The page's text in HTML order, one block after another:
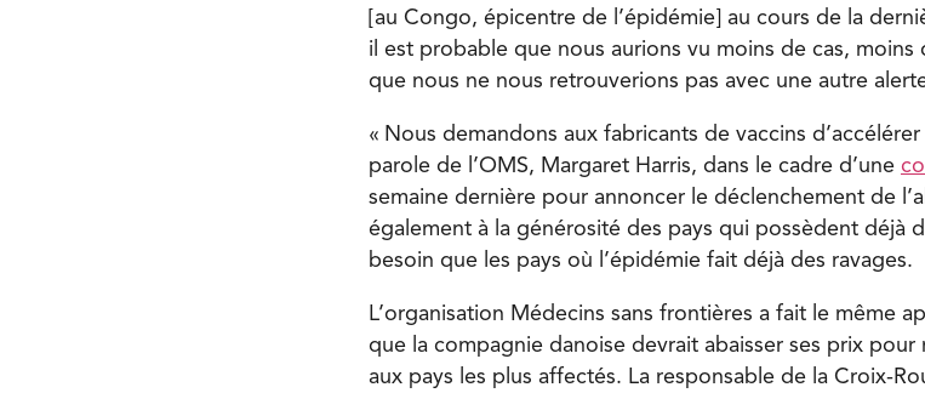
[au Congo, épicentre de l’épidémie] au cours de la
il est probable que nous aurions vu moins de cas,
que nous ne nous retrouverions pas avec une autre
« Nous demandons aux fabricants de vaccins
parole de l’OMS, Margaret Harris, dans le cadre d’une
semaine dernière pour annoncer le déclenchement de
également à la générosité des pays qui possèdent déjà
besoin que les pays où l’épidémie fait déjà des ravages.
L’organisation Médecins sans frontières a fait le même
que la compagnie danoise devrait abaisser ses prix pour
aux pays les plus affectés. La responsable de la Croix-